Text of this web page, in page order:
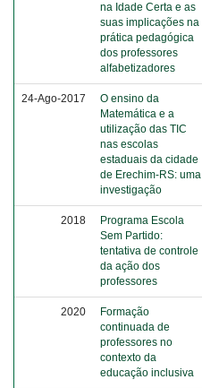
na Idade Certa e as
suas implicações na
prática pedagógica
dos professores
alfabetizadores
24-Ago-2017
O ensino da
Matemática e a
utilização das TIC
nas escolas
estaduais da cidade
de Erechim-RS: uma
investigação
2018
Programa Escola
Sem Partido:
tentativa de controle
da ação dos
professores
2020
Formação
continuada de
professores no
contexto da
educação inclusiva